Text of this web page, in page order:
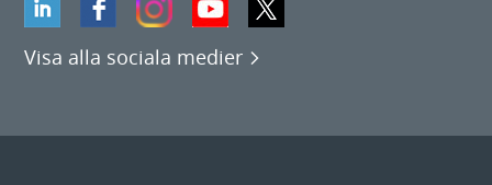
Visa alla sociala medier